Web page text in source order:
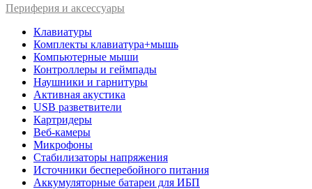
Периферия и аксессуары
Клавиатуры
Комплекты клавиатура+мышь
Компьютерные мыши
Контроллеры и геймпады
Наушники и гарнитуры
Активная акустика
USB разветвители
Картридеры
Веб-камеры
Микрофоны
Стабилизаторы напряжения
Источники бесперебойного питания
Аккумуляторные батареи для ИБП